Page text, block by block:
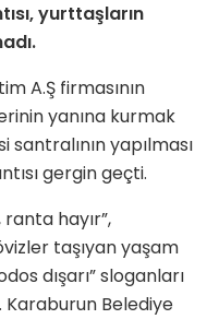
yurttaşların
A.Ş firmasının
yanına kurmak
yapılması
gergin geçti.
ranta hayır”,
taşıyan yaşam
dışarı” sloganları
Belediye